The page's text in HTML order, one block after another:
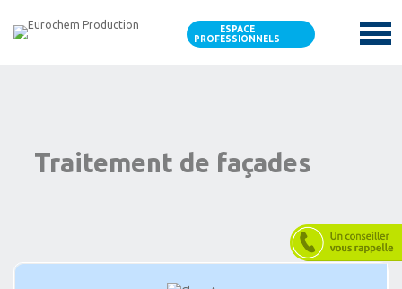
ESPACE
PROFESSIONNELS
Traitement de façades